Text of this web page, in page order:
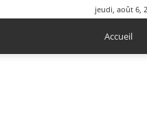
jeudi, août 6,
Accueil